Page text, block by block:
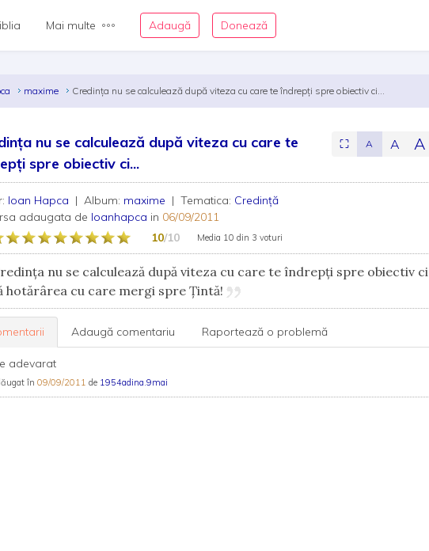
Mai multe Adaugă Donează
maxime Credința nu se calculează după viteza cu care te îndrepți spre obiectiv ci...
nu se calculează după viteza cu care te
spre obiectiv ci...
⛶ A A A
Ioan Hapca | Album: maxime | Tematica: Credință
adaugata de Ioanhapca in 06/09/2011
10/10 Media 10 din 3 voturi
nu se calculează după viteza cu care te îndrepți spre obiectiv ci
hotărârea cu care mergi spre Țintă!
Adaugă comentariu Raportează o problemă
adevarat
în09/09/2011 de 1954adina.9mai